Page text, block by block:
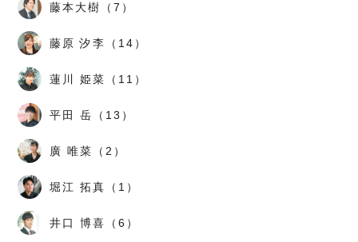
藤本大樹（7）
藤原 汐李（14）
蓮川 姫菜（11）
平田 岳（13）
廣 唯菜（2）
堀江 拓真（1）
井口 博喜（6）